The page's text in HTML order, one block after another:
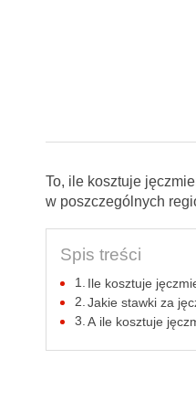
To, ile kosztuje
w poszczególnych
Spis treści
Ile kosztuje
Jakie stawki za
A ile kosztuje